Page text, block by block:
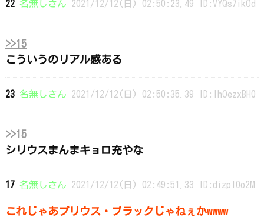
22 名無しさん 2021/12/12(日) 02:50:23.49 ID:VYQs7ikOd
>>15
こういうのリアル感ある
23 名無しさん 2021/12/12(日) 02:50:35.39 ID:IhOezxBH0
>>15
シリウスまんまキョロ充やな
17 名無しさん 2021/12/12(日) 02:49:51.33 ID:dizpl0o2M
これじゃあプリウス・ブラックじゃねぇかwwww